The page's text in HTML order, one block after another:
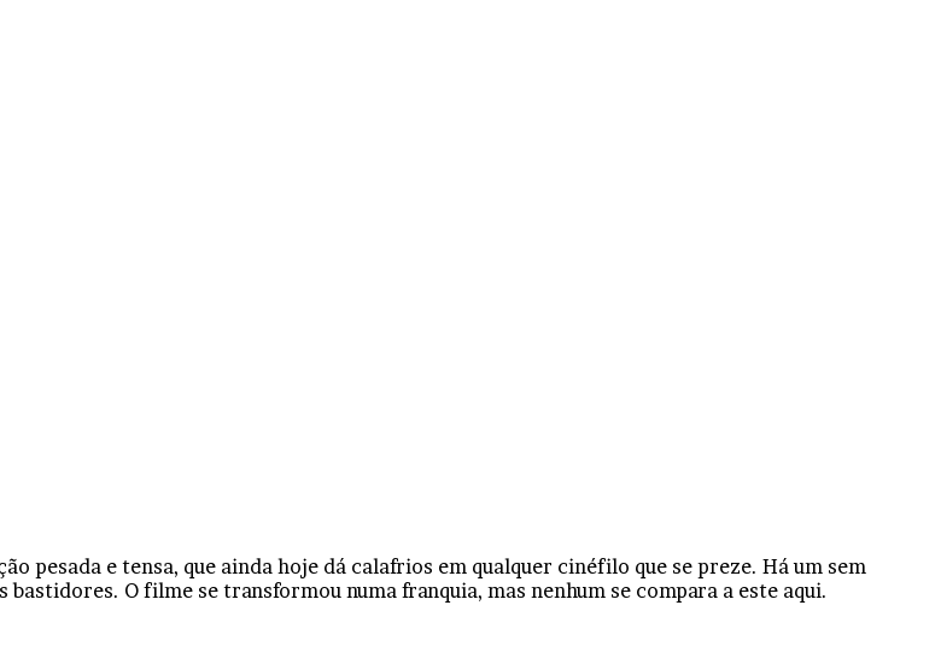
pesada e tensa, que ainda hoje dá calafrios em qualquer cinéfilo que se preze. Há um sem
O filme se transformou numa franquia, mas nenhum se compara a este aqui.